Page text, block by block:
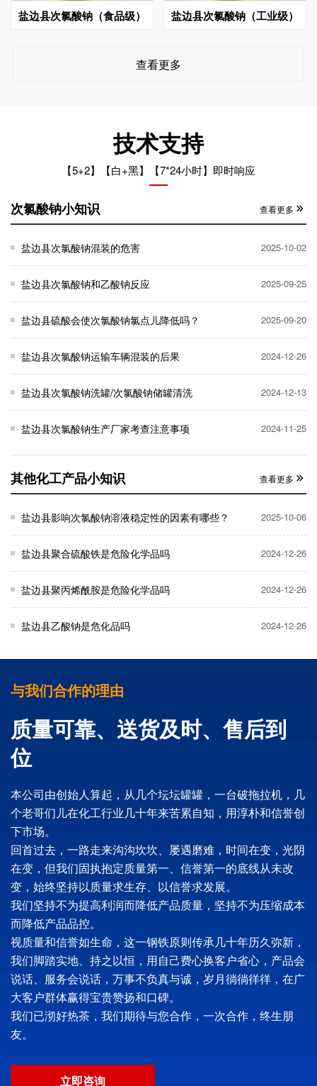
盐边县次氯酸钠（食品级） 盐边县次氯酸钠（工业级）
查看更多
技术支持
【5+2】【白+黑】【7*24小时】即时响应
次氯酸钠小知识 查看更多
盐边县次氯酸钠混装的危害 2025-10-02
盐边县次氯酸钠和乙酸钠反应 2025-09-25
盐边县硫酸会使次氯酸钠氯点儿降低吗？ 2025-09-20
盐边县次氯酸钠运输车辆混装的后果 2024-12-26
盐边县次氯酸钠洗罐/次氯酸钠储罐清洗 2024-12-13
盐边县次氯酸钠生产厂家考查注意事项 2024-11-25
其他化工产品小知识 查看更多
盐边县影响次氯酸钠溶液稳定性的因素有哪些？ 2025-10-06
盐边县聚合硫酸铁是危险化学品吗 2024-12-26
盐边县聚丙烯酰胺是危险化学品吗 2024-12-26
盐边县乙酸钠是危化品吗 2024-12-26
与我们合作的理由
质量可靠、送货及时、售后到
位
本公司由创始人算起，从几个坛坛罐罐，一台破拖拉机，几
个老哥们儿在化工行业几十年来苦累自知，用淳朴和信誉创
下市场。
回首过去，一路走来沟沟坎坎、屡遇磨难，时间在变，光阴
在变，但我们固执抱定质量第一、信誉第一的底线从未改
变，始终坚持以质量求生存、以信誉求发展。
我们坚持不为提高利润而降低产品质量，坚持不为压缩成本
而降低产品品控。
视质量和信誉如生命，这一钢铁原则传承几十年历久弥新，
我们脚踏实地、持之以恒，用自己费心换客户省心，产品会
说话、服务会说话，万事不负真与诚，岁月徜徜徉徉，在广
大客户群体赢得宝贵赞扬和口碑。
我们已沏好热茶，我们期待与您合作，一次合作，终生朋
友。
立即咨询